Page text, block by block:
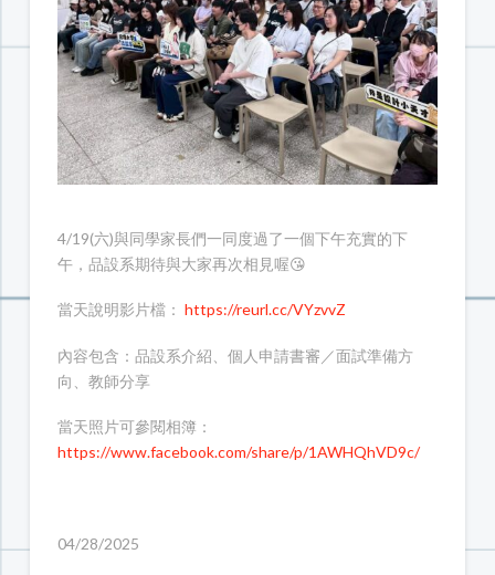
4/19(六)與同學家長們一同度過了一個下午充實的下
午，品設系期待與大家再次相見喔😘
當天說明影片檔： https://reurl.cc/VYzvvZ
內容包含：品設系介紹、個人申請書審／面試準備方
向、教師分享
當天照片可參閱相簿：
https://www.facebook.com/share/p/1AWHQhVD9c/
04/28/2025